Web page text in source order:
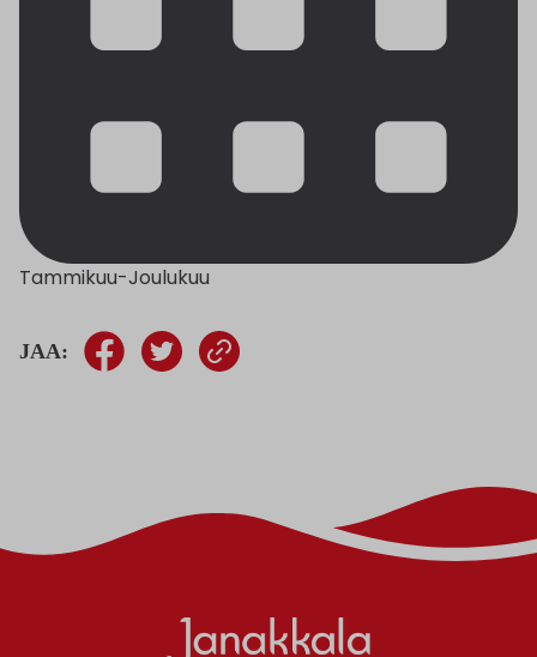
Tammikuu-Joulukuu
JAA: